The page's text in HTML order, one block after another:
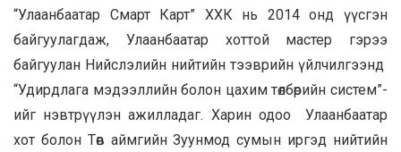
“Улаанбаатар Смарт Карт” ХХК нь 2014 онд үүсгэн
байгуулагдаж, Улаанбаатар хоттой мастер гэрээ
байгуулан Нийслэлийн нийтийн тээврийн үйлчилгээнд
“Удирдлага мэдээллийн болон цахим төлбөрийн систем”-
ийг нэвтрүүлэн ажилладаг. Харин одоо Улаанбаатар
хот болон Төв аймгийн Зуунмод сумын иргэд нийтийн